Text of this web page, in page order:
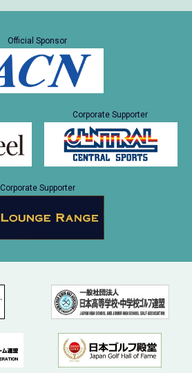
Official Sponsor
Corporate Supporter
Corporate Supporter